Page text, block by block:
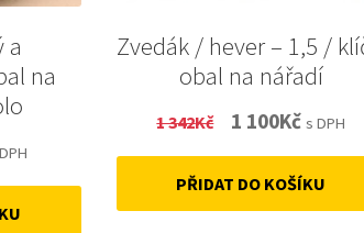
a
na
Zvedák / hever – 1,5 /
obal na nářadí
1 342Kč
Original
price
was:
1 100KčCurrent
price
is:
s DPH
PŘIDAT DO KOŠÍKU